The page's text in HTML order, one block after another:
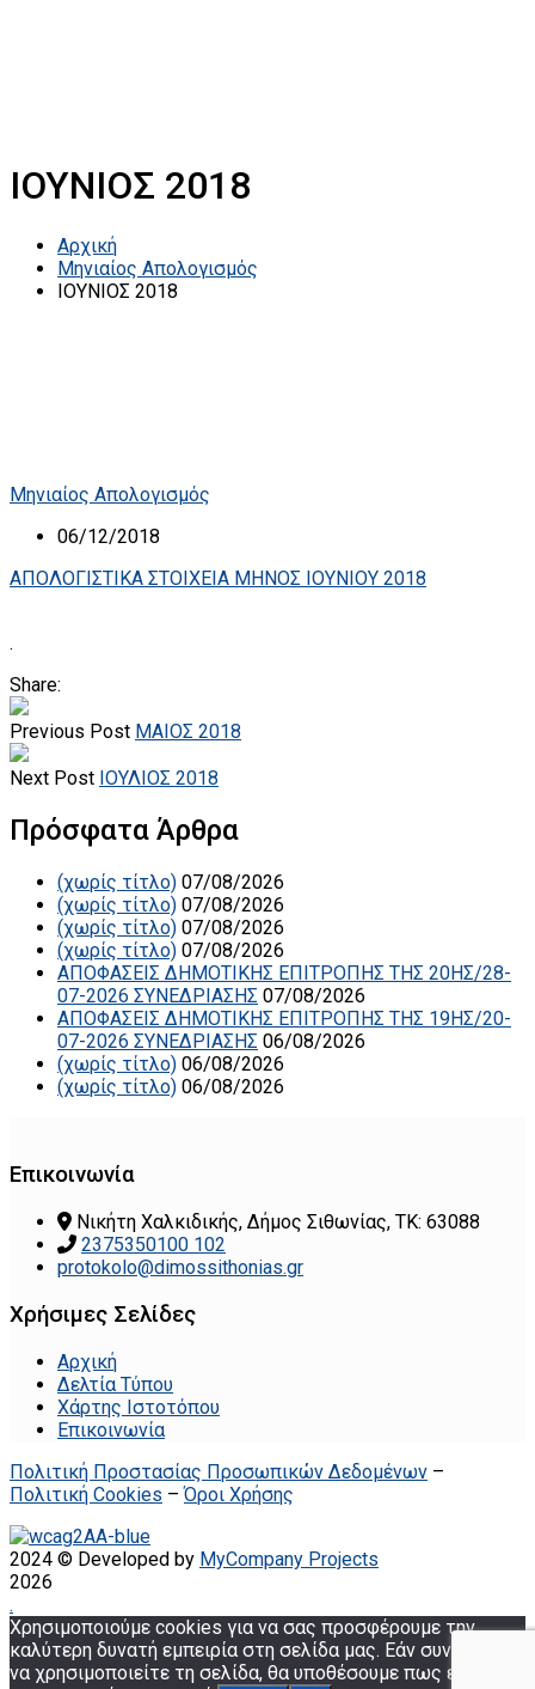
ΙΟΥΝΙΟΣ 2018
Αρχική
Μηνιαίος Απολογισμός
ΙΟΥΝΙΟΣ 2018
Μηνιαίος Απολογισμός
06/12/2018
ΑΠΟΛΟΓΙΣΤΙΚΑ ΣΤΟΙΧΕΙΑ ΜΗΝΟΣ ΙΟΥΝΙΟΥ 2018
.
Share:
Previous Post ΜΑΙΟΣ 2018
Next Post ΙΟΥΛΙΟΣ 2018
Πρόσφατα Άρθρα
(χωρίς τίτλο) 07/08/2026
(χωρίς τίτλο) 07/08/2026
(χωρίς τίτλο) 07/08/2026
(χωρίς τίτλο) 07/08/2026
ΑΠΟΦΑΣΕΙΣ ΔΗΜΟΤΙΚΗΣ ΕΠΙΤΡΟΠΗΣ ΤΗΣ 20ΗΣ/28-
07-2026 ΣΥΝΕΔΡΙΑΣΗΣ 07/08/2026
ΑΠΟΦΑΣΕΙΣ ΔΗΜΟΤΙΚΗΣ ΕΠΙΤΡΟΠΗΣ ΤΗΣ 19ΗΣ/20-
07-2026 ΣΥΝΕΔΡΙΑΣΗΣ 06/08/2026
(χωρίς τίτλο) 06/08/2026
(χωρίς τίτλο) 06/08/2026
Επικοινωνία
Νικήτη Χαλκιδικής, Δήμος Σιθωνίας, ΤΚ: 63088
2375350100 102
protokolo@dimossithonias.gr
Χρήσιμες Σελίδες
Αρχική
Δελτία Τύπου
Χάρτης Ιστοτόπου
Επικοινωνία
Πολιτική Προστασίας Προσωπικών Δεδομένων –
Πολιτική Cookies –Όροι Χρήσης
2024 © Developed by MyCompany Projects
2026
.
Χρησιμοποιούμε cookies για να σας προσφέρουμε την
καλύτερη δυνατή εμπειρία στη σελίδα μας. Εάν συνεχίσετε
να χρησιμοποιείτε τη σελίδα, θα υποθέσουμε πως είστε